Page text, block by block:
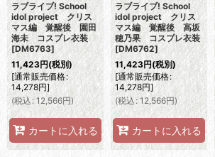
ラブライブ! School
idol project クリス
マス編 覚醒後 園田
海未 コスプレ衣装
[DM6763]
11,423円(税別)
[通常販売価格:
14,278円]
(税込 : 12,566円)
カートに入れる
ラブライブ! School
idol project クリス
マス編 覚醒後 高坂
穂乃果 コスプレ衣装
[DM6762]
11,423円(税別)
[通常販売価格:
14,278円]
(税込 : 12,566円)
カートに入れる